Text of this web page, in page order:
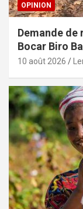
OPINION
Demande de
Bocar Biro
politiques
10 août 2026